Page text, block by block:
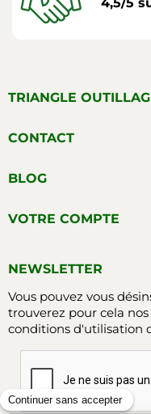
TRIANGLE
CONTACT
BLOG
VOTRE COMPTE
NEWSLETTER
Vous pouvez vous
trouverez pour cela
conditions d'utilisation